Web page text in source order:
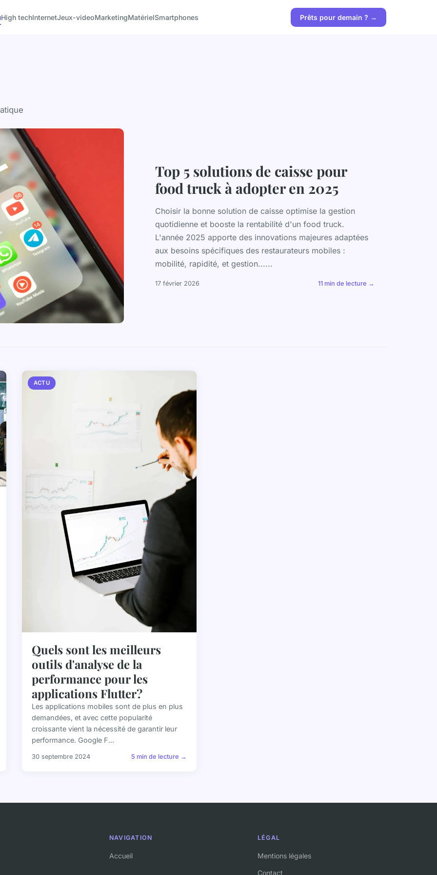
High techInternetJeux-videoMarketingMatérielSmartphones Prêts pour demain ? →
Top 5 solutions de caisse pour
food truck à adopter en 2025
Choisir la bonne solution de caisse optimise la gestion
quotidienne et booste la rentabilité d'un food truck.
L'année 2025 apporte des innovations majeures adaptées
aux besoins spécifiques des restaurateurs mobiles :
mobilité, rapidité, et gestion......
17 février 2026 11 min de lecture →
ACTU
Quels sont les meilleurs
outils d'analyse de la
performance pour les
applications Flutter?
Les applications mobiles sont de plus en plus
demandées, et avec cette popularité
croissante vient la nécessité de garantir leur
performance. Google F...
30 septembre 2024 5 min de lecture →
NAVIGATION
Accueil
LÉGAL
Mentions légales
Contact